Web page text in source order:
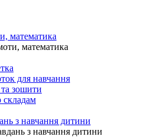
математика
математика
для навчання
зошити
складам
з навчання дитини
з навчання дитини